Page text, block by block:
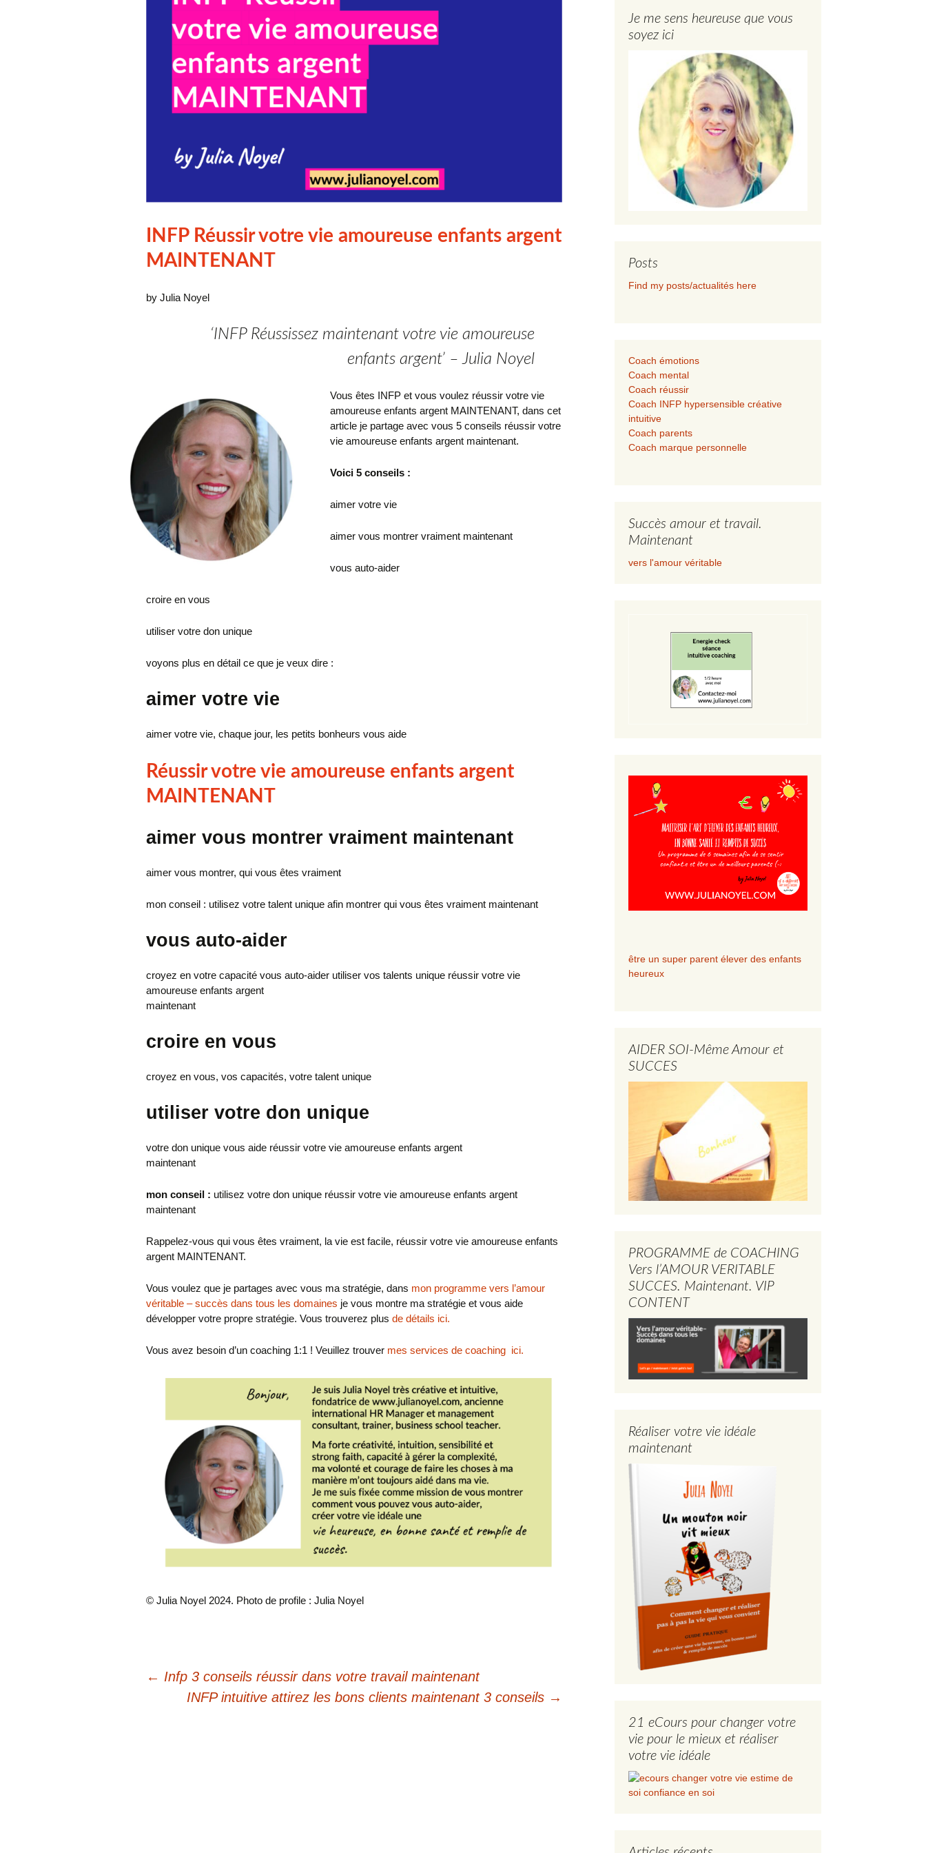
Hypersensible empathe ame
jumelle personne intuitive
creative
Coaching entreprise
(Tous mes services)
INFP Réussir votre vie amoureuse enfants argent
MAINTENANT
by Julia Noyel
‘INFP Réussissez maintenant votre vie amoureuse
enfants argent’ – Julia Noyel
Vous êtes INFP et vous voulez réussir votre vie
amoureuse enfants argent MAINTENANT, dans cet
article je partage avec vous 5 conseils réussir votre
vie amoureuse enfants argent maintenant.
Voici 5 conseils :
aimer votre vie
aimer vous montrer vraiment maintenant
vous auto-aider
croire en vous
utiliser votre don unique
voyons plus en détail ce que je veux dire :
aimer votre vie
aimer votre vie, chaque jour, les petits bonheurs vous aide
Réussir votre vie amoureuse enfants argent
MAINTENANT
aimer vous montrer vraiment maintenant
aimer vous montrer, qui vous êtes vraiment
mon conseil : utilisez votre talent unique afin montrer qui vous êtes vraiment maintenant
vous auto-aider
croyez en votre capacité vous auto-aider utiliser vos talents unique réussir votre vie
amoureuse enfants argent
maintenant
croire en vous
croyez en vous, vos capacités, votre talent unique
utiliser votre don unique
votre don unique vous aide réussir votre vie amoureuse enfants argent
maintenant
mon conseil : utilisez votre don unique réussir votre vie amoureuse enfants argent
maintenant
Rappelez-vous qui vous êtes vraiment, la vie est facile, réussir votre vie amoureuse enfants
argent MAINTENANT.
Vous voulez que je partages avec vous ma stratégie, dans mon programme vers l’amour
véritable – succès dans tous les domaines je vous montre ma stratégie et vous aide
développer votre propre stratégie. Vous trouverez plus de détails ici.
Vous avez besoin d’un coaching 1:1 ! Veuillez trouver mes services de coaching ici.
© Julia Noyel 2024. Photo de profile : Julia Noyel
← Infp 3 conseils réussir dans votre travail maintenant
INFP intuitive attirez les bons clients maintenant 3 conseils →
Je me sens heureuse que vous
soyez ici
Posts
Find my posts/actualités here
Coach émotions
Coach mental
Coach réussir
Coach INFP hypersensible créative
intuitive
Coach parents
Coach marque personnelle
Succès amour et travail.
Maintenant
vers l'amour véritable
être un super parent élever des enfants
heureux
AIDER SOI-Même Amour et
SUCCES
PROGRAMME de COACHING
Vers l’AMOUR VERITABLE
SUCCES. Maintenant. VIP
CONTENT
Réaliser votre vie idéale
maintenant
21 eCours pour changer votre
vie pour le mieux et réaliser
votre vie idéale